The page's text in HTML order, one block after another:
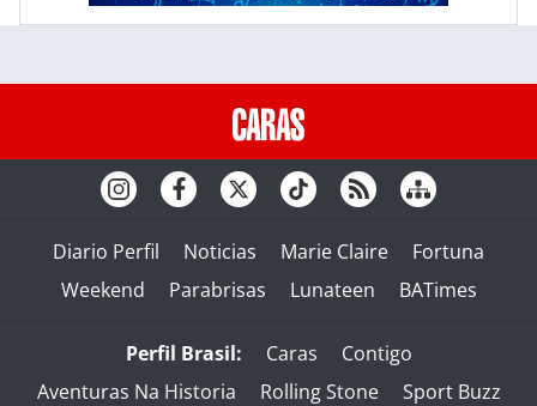
Diario Perfil Noticias Marie Claire
Fortuna
Weekend
Parabrisas Lunateen BATimes
Perfil Brasil: Caras
Contigo
Aventuras Na Historia
Rolling Stone
Sport Buzz